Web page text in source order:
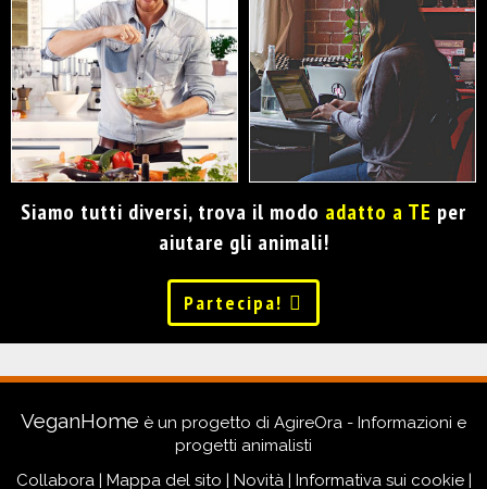
Siamo tutti diversi, trova il modo adatto a TE per
aiutare gli animali!
Partecipa!
VeganHome è un progetto di AgireOra - Informazioni e
progetti animalisti
Collabora| Mappa del sito | Novità| Informativa sui cookie|